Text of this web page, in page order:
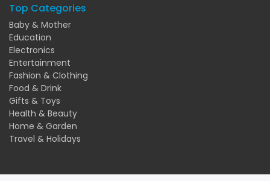
Top Categories
Baby & Mother
Education
Electronics
Entertainment
Fashion & Clothing
Food & Drink
Gifts & Toys
Health & Beauty
Home & Garden
Travel & Holidays